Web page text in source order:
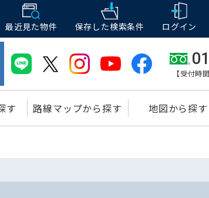
最近見た物件 保存した検索条件 ログイン
【受付時
す 路線マップから探す 地図から探す